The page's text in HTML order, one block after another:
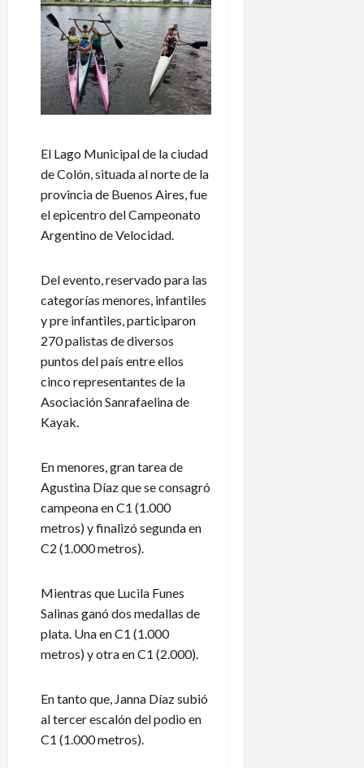
El Lago Municipal de la ciudad
de Colón, situada al norte de la
provincia de Buenos Aires, fue
el epicentro del Campeonato
Argentino de Velocidad.
Del evento, reservado para las
categorías menores, infantiles
y pre infantiles, participaron
270 palistas de diversos
puntos del país entre ellos
cinco representantes de la
Asociación Sanrafaelina de
Kayak.
En menores, gran tarea de
Agustina Díaz que se consagró
campeona en C1 (1.000
metros) y finalizó segunda en
C2 (1.000 metros).
Mientras que Lucila Funes
Salinas ganó dos medallas de
plata. Una en C1 (1.000
metros) y otra en C1 (2.000).
En tanto que, Janna Díaz subió
al tercer escalón del podio en
C1 (1.000 metros).